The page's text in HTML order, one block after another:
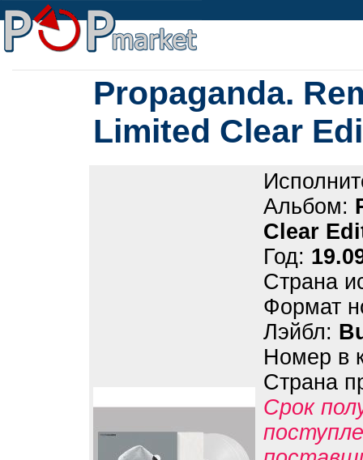
Propaganda.
Limited Clear
Альбом:
Clear
Год:
Страна
Формат
Лэйбл:
Номер в
Страна
Срок